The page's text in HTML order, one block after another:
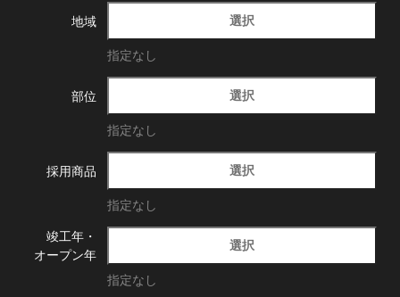
地域 選択
指定なし
部位 選択
指定なし
採用商品 選択
指定なし
竣工年・
オープン年
選択
指定なし